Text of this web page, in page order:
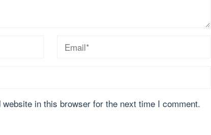
in this browser for the next time I comment.